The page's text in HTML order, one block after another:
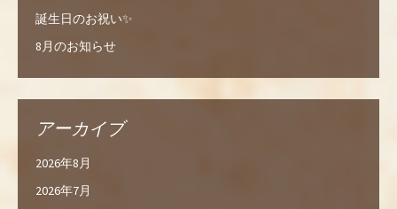
誕生日のお祝い✨
8月のお知らせ
アーカイブ
2026年8月
2026年7月